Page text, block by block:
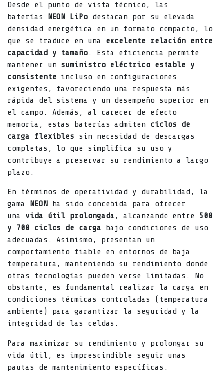
Desde el punto de vista técnico, las
baterías
NEON LiPo destacan por su elevada
densidad energética en un formato compacto, lo
que se traduce en una excelente relación entre
capacidad y tamaño. Esta eficiencia permite
mantener un suministro eléctrico estable y
consistente incluso en configuraciones
exigentes, favoreciendo una respuesta más
rápida del sistema y un desempeño superior en
el campo. Además, al carecer de efecto
memoria, estas baterías admiten ciclos de
carga flexibles sin necesidad de descargas
completas, lo que simplifica su uso y
contribuye a preservar su rendimiento a largo
plazo.
En términos de operatividad y durabilidad, la
gama
NEON ha sido concebida para ofrecer
una vida útil prolongada , alcanzando entre 500
y 700 ciclos de carga bajo condiciones de uso
adecuadas. Asimismo, presentan un
comportamiento fiable en entornos de baja
temperatura, manteniendo su rendimiento donde
otras tecnologías pueden verse limitadas. No
obstante, es fundamental realizar la carga en
condiciones térmicas controladas (temperatura
ambiente) para garantizar la seguridad y la
integridad de las celdas.
Para maximizar su rendimiento y prolongar su
vida útil, es imprescindible seguir unas
pautas de mantenimiento específicas.